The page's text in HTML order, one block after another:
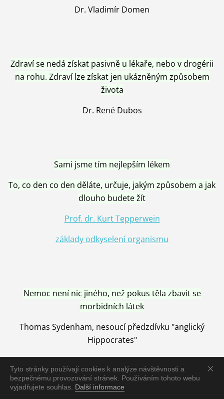
Tyto stránky používají cookies k analýze návštěvnosti a
bezpečnému provozování stránek. Používáním tohoto webu
vyjadřujete souhlas. Další informace
Dr. Vladimír Domen
Zdraví se nedá získat pasivně u lékaře, nebo v drogérii
na rohu. Zdraví lze získat jen ukázněným způsobem
života
Dr. René Dubos
Sami jsme tím nejlepším lékem
To, co den co den děláte, určuje, jakým způsobem a jak
dlouho budete žít
Prof. dr. Kurt Tepperwein
základy odkyselení organismu
Nemoc není nic jiného, než pokus těla zbavit se
morbidních látek
Thomas Sydenham, nesoucí předzdívku "anglický
Hippocrates"
Nemoc je vyléčena jen pomocí Přírody, neutralizací a